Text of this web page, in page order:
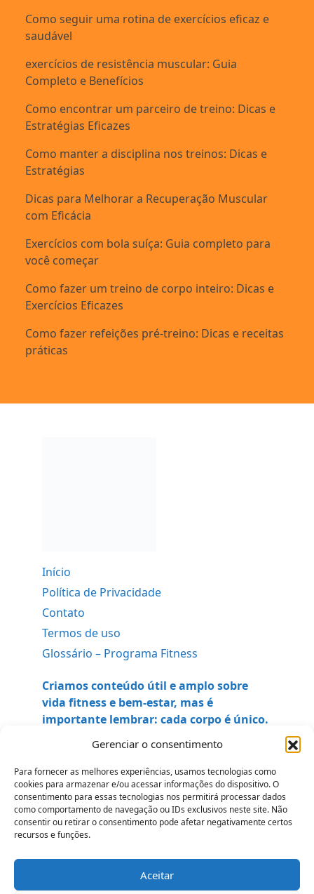
Gerenciar o consentimento
Para fornecer as melhores experiências, usamos tecnologias como
cookies para armazenar e/ou acessar informações do dispositivo. O
consentimento para essas tecnologias nos permitirá processar dados
como comportamento de navegação ou IDs exclusivos neste site. Não
consentir ou retirar o consentimento pode afetar negativamente certos
recursos e funções.
Aceitar
Como seguir uma rotina de exercícios eficaz e
saudável
exercícios de resistência muscular: Guia
Completo e Benefícios
Como encontrar um parceiro de treino: Dicas e
Estratégias Eficazes
Como manter a disciplina nos treinos: Dicas e
Estratégias
Dicas para Melhorar a Recuperação Muscular
com Eficácia
Exercícios com bola suíça: Guia completo para
você começar
Como fazer um treino de corpo inteiro: Dicas e
Exercícios Eficazes
Como fazer refeições pré-treino: Dicas e receitas
práticas
Início
Política de Privacidade
Contato
Termos de uso
Glossário – Programa Fitness
Criamos conteúdo útil e amplo sobre
vida fitness e bem-estar, mas é
importante lembrar: cada corpo é único.
exercícios ou mudança significativa em
seu estilo de vida, consulte um
profissional de saúde, nutricionista ou
educador físico qualificado. Sua
segurança vêm em primeiro lugar.
Todos os Direitos Reservados ao site - programafitness.com.br © 2026